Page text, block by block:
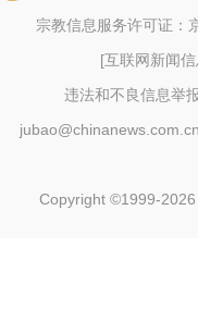
宗教信息服务许可证：
[互联网新闻
违法和不良信息举
jubao@chinanews.com.cn
Copyright ©1999-2026